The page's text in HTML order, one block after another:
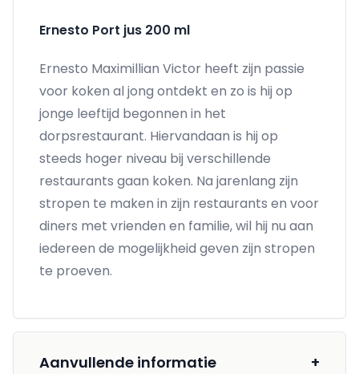
Ernesto Port jus 200 ml
Ernesto Maximillian Victor heeft zijn passie
voor koken al jong ontdekt en zo is hij op
jonge leeftijd begonnen in het
dorpsrestaurant. Hiervandaan is hij op
steeds hoger niveau bij verschillende
restaurants gaan koken. Na jarenlang zijn
stropen te maken in zijn restaurants en voor
diners met vrienden en familie, wil hij nu aan
iedereen de mogelijkheid geven zijn stropen
te proeven.
Aanvullende informatie +